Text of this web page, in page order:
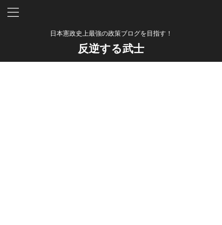
日本憲政史上最強の政策ブログを目指す！
反逆する武士